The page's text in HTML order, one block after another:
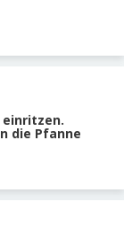
einritzen.
die Pfanne